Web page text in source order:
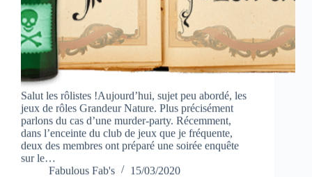
Salut les rôlistes !Aujourd’hui, sujet peu abordé, les
jeux de rôles Grandeur Nature. Plus précisément
parlons du cas d’une murder-party. Récemment,
dans l’enceinte du club de jeux que je fréquente,
deux des membres ont préparé une soirée enquête
sur le…
Fabulous Fab's
15/03/2020